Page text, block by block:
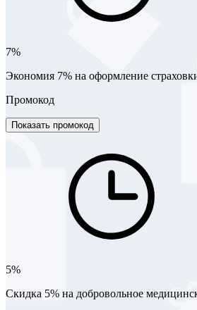
7%
Экономия 7% на оформление
Промокод
Показать промокод
5%
Скидка 5% на добровольное